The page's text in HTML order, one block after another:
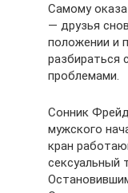
Самому
— друзья
положении и
разбираться
проблемами.
Сонник
мужского
кран
сексуальный